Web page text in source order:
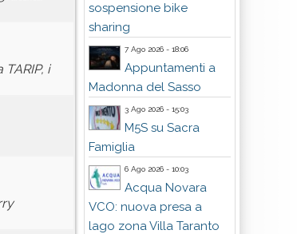
i
sospensione bike
sharing
7 Ago 2026 - 18:06
Appuntamenti a
Madonna del Sasso
3 Ago 2026 - 15:03
M5S su Sacra
Famiglia
6 Ago 2026 - 10:03
Acqua Novara
VCO: nuova presa a
lago zona Villa Taranto